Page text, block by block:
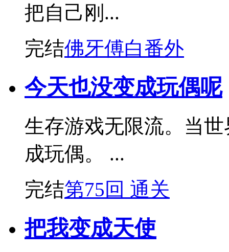
把自己刚...
完结佛牙傅白番外
今天也没变成玩偶呢
生存游戏无限流。当
成玩偶。 ...
完结第75回 通关
把我变成天使